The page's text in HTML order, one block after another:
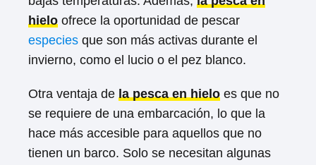
hielo ofrece la oportunidad de pescar
especies que son más activas durante el
invierno, como el lucio o el pez blanco.
Otra ventaja de la pesca en hielo es que no
se requiere de una embarcación, lo que la
hace más accesible para aquellos que no
tienen un barco. Solo se necesitan algunas